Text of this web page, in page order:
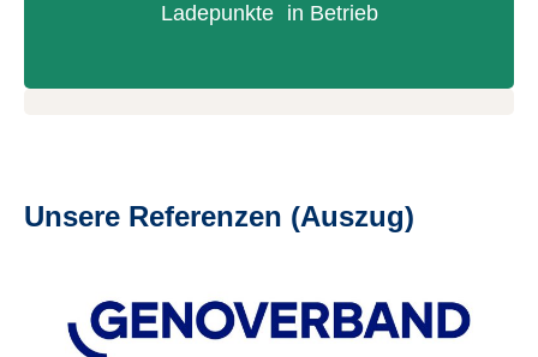
Ladepunkte in Betrieb
Unsere Referenzen (Auszug)